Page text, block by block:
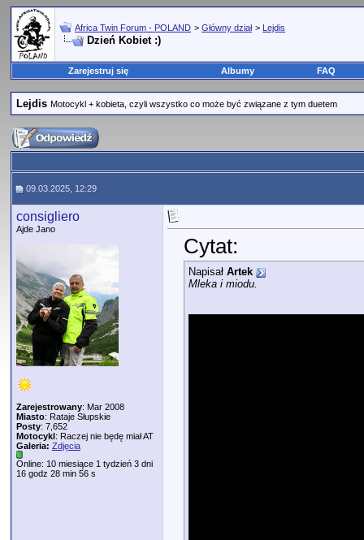
Africa Twin Forum - POLAND > Główny dział > Lejdis
Dzień Kobiet :)
Zarejestruj się Albumy FAQ
Lejdis Motocykl + kobieta, czyli wszystko co może być związane z tym duetem
09.03.2025, 12:29
consigliero
Ajde Jano
Zarejestrowany: Mar 2008
Miasto: Rataje Słupskie
Posty: 7,652
Motocykl: Raczej nie będę miał AT
Galeria: Zdjęcia
Online: 10 miesiące 1 tydzień 3 dni
16 godz 28 min 56 s
Cytat:
Napisał Artek
Mleka i miodu.